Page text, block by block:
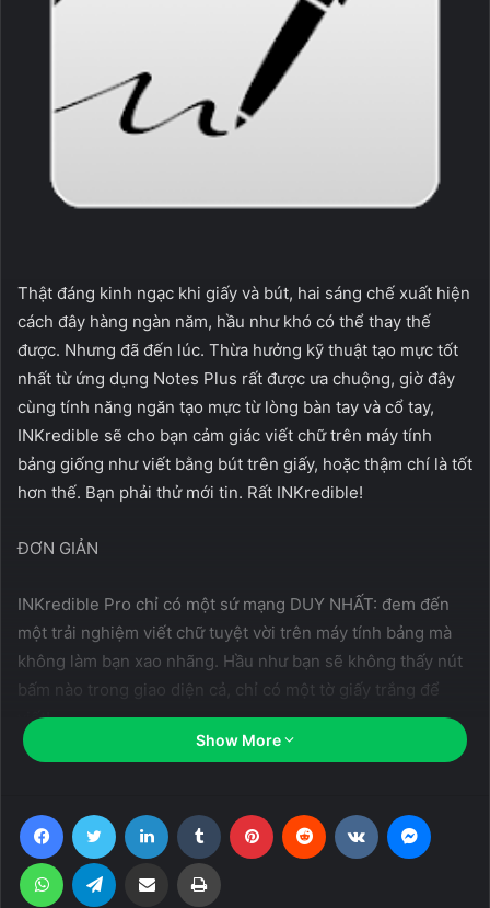
Thật đáng kinh ngạc khi giấy và bút, hai sáng chế xuất hiện
cách đây hàng ngàn năm, hầu như khó có thể thay thế
được. Nhưng đã đến lúc. Thừa hưởng kỹ thuật tạo mực tốt
nhất từ ứng dụng Notes Plus rất được ưa chuộng, giờ đây
cùng tính năng ngăn tạo mực từ lòng bàn tay và cổ tay,
INKredible sẽ cho bạn cảm giác viết chữ trên máy tính
bảng giống như viết bằng bút trên giấy, hoặc thậm chí là tốt
hơn thế. Bạn phải thử mới tin. Rất INKredible!
ĐƠN GIẢN
INKredible Pro chỉ có một sứ mạng DUY NHẤT: đem đến
một trải nghiệm viết chữ tuyệt vời trên máy tính bảng mà
không làm bạn xao nhãng. Hầu như bạn sẽ không thấy nút
bấm nào trong giao diện cả, chỉ có một tờ giấy trắng để
viết!
Related Articles
The Sims™ Mobile (Unlimited Money)
Show More
FacebookTwitter LinkedIn Tumblr Pinterest Reddit VKontakte
WhatsAppTelegram Share via Email Print